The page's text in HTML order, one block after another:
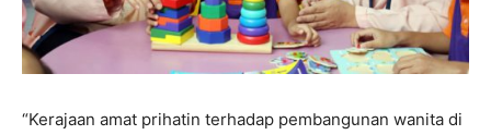
“Kerajaan amat prihatin terhadap pembangunan wanita di